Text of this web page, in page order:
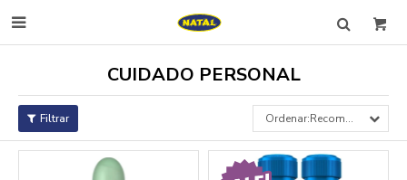

CUIDADO PERSONAL
Recomendados